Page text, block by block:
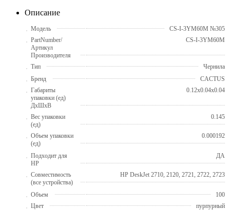
Описание
Модель
CS-I-3YM60M №305
PartNumber/
Артикул
Производителя
CS-I-3YM60M
Тип
Чернила
Бренд
CACTUS
Габариты
упаковки (ед)
ДхШхВ
0.12x0.04x0.04
Вес упаковки
(ед)
0.145
Объем упаковки
(ед)
0.000192
Подходит для
HP
ДА
Совместимость
(все устройства)
HP DeskJet 2710, 2120, 2721, 2722, 2723
Объем
100
Цвет
пурпурный